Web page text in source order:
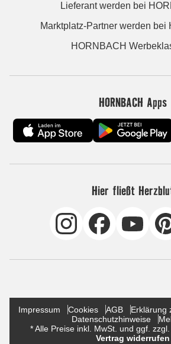
Lieferant werden bei
Marktplatz-Partner werden bei
HORNBACH
HORNBACH Apps
Hier fließt
Impressum Cookies AGB
Erklärung
Datenschutzhinweise
* Alle Preise inkl. MwSt. und ggf.
Vertrag widerrufen